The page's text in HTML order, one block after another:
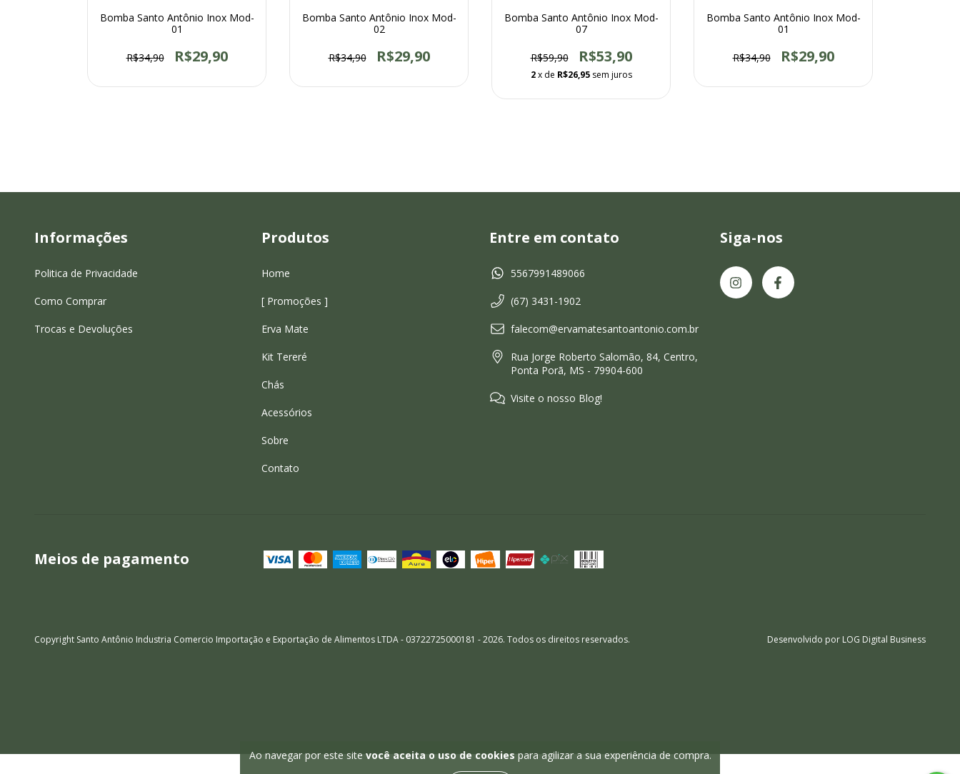
Ao navegar por este site você aceita o uso de cookies para agilizar a sua experiência de compra.
Bomba Santo Antônio Inox Mod-
01
R$34,90 R$29,90
Bomba Santo Antônio Inox Mod-
02
R$34,90 R$29,90
Bomba Santo Antônio Inox Mod-
07
R$59,90 R$53,90
2 x de R$26,95 sem juros
Bomba Santo Antônio Inox Mod-
01
R$34,90 R$29,90
Informações
Politica de Privacidade
Como Comprar
Trocas e Devoluções
Produtos
Home
[ Promoções ]
Erva Mate
Kit Tereré
Chás
Acessórios
Sobre
Contato
Entre em contato
5567991489066
(67) 3431-1902
falecom@ervamatesantoantonio.com.br
Rua Jorge Roberto Salomão, 84, Centro,
Ponta Porã, MS - 79904-600
Visite o nosso Blog!
Siga-nos
Meios de pagamento
Copyright Santo Antônio Industria Comercio Importação e Exportação de Alimentos LTDA - 03722725000181 - 2026. Todos os direitos reservados.